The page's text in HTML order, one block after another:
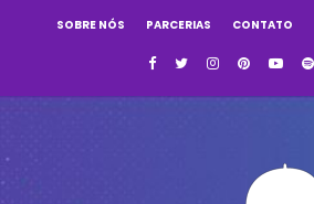
SOBRE NÓS PARCERIAS CONTATO